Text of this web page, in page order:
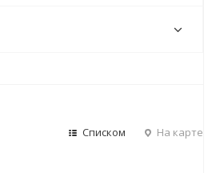
Списком На карте